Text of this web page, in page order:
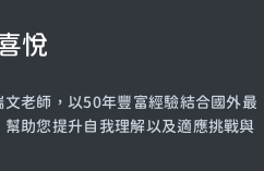
悅
老師，以50年豐富經驗結合國外最
助您提升自我理解以及適應挑戰與